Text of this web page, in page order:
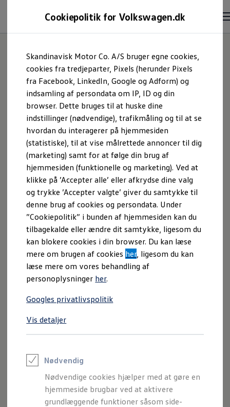
SamtykkePrivatlivspolitik Cookiepolitik
AG (kolofon og juridiske tekster)
Kontakt Volkswagen
Kundeservice
Du kan kontakte Volkswagen Kundeservice ved hjælp af
nedenstående formular.
Når du henvender dig behandler vi dine personoplysninger. Læs
mere om behandlingenher.
Vedrører din henvendelse vores behandling af dine
personoplysninger, bedes du kontakte
persondata@semler.dk
Efternavn
Cookiepolitik for Volkswagen.dk
Skandinavisk Motor Co. A/S bruger egne cookies,
cookies fra tredjeparter, Pixels (herunder Pixels
fra Facebook, LinkedIn, Google og Adform) og
indsamling af persondata om IP, ID og din
browser. Dette bruges til at huske dine
indstillinger (nødvendige), trafikmåling og til at se
hvordan du interagerer på hjemmesiden
(statistiske), til at vise målrettede annoncer til dig
(marketing) samt for at følge din brug af
hjemmesiden (funktionelle og marketing). Ved at
klikke på ’Accepter alle’ eller afkrydse dine valg
og trykke ’Accepter valgte’ giver du samtykke til
denne brug af cookies og persondata. Under
”Cookiepolitik” i bunden af hjemmesiden kan du
tilbagekalde eller ændre dit samtykke, ligesom du
kan blokere cookies i din browser. Du kan læse
mere om brugen af cookies her, ligesom du kan
læse mere om vores behandling af
personoplysninger her.
Googles privatlivspolitik
Vis detaljer
Nødvendig
Nødvendige cookies hjælper med at gøre en
hjemmeside brugbar ved at aktivere
grundlæggende funktioner såsom side-